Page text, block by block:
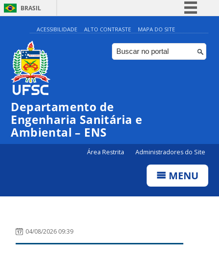
BRASIL
Simplifique!
Comunica BR
Participe
ACESSIBILIDADE ALTO CONTRASTE MAPA DO SITE
Departamento de
Engenharia Sanitária e
Ambiental – ENS
Área Restrita Administradores do Site
MENU
04/08/2026 09:39